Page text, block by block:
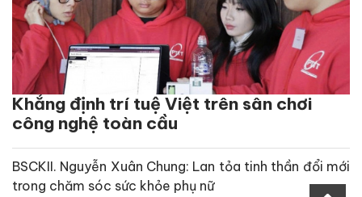
Khẳng định trí tuệ Việt trên sân chơi
công nghệ toàn cầu
BSCKII. Nguyễn Xuân Chung: Lan tỏa tinh thần đổi mới
trong chăm sóc sức khỏe phụ nữ